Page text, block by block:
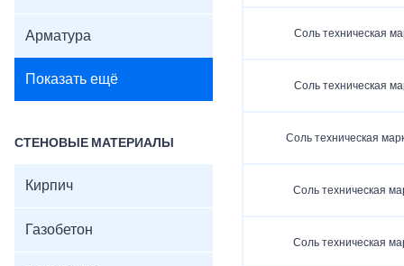
Арматура
Показать ещё
СТЕНОВЫЕ МАТЕРИАЛЫ
Кирпич
Газобетон
Соль техническая
Соль техническая
Соль техническая
Соль техническая
Соль техническая